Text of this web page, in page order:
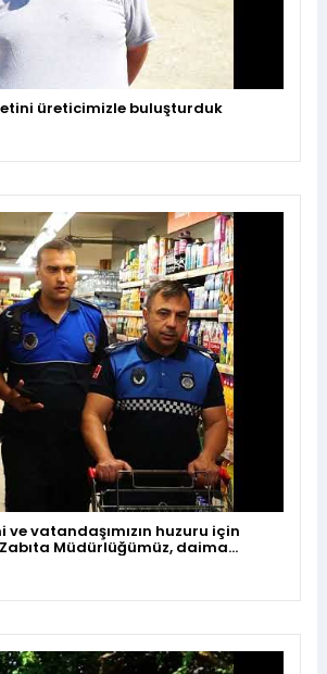
üreticimizle buluşturduk
ve vatandaşımızın huzuru için
Müdürlüğümüz, daima